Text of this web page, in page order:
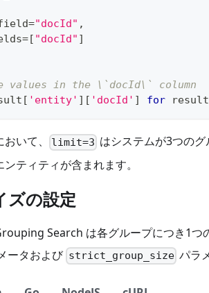
="docId" ,
=[ "docId" ]
values in the \`docId\` column
[ 'entity' ] [ 'docId' ] for result
いて、 limit=3 はシステムが3つの
ティティが含まれます。
ズの設定
Search は各グループにつき1つ
ータおよび strict_group_sizeパラ